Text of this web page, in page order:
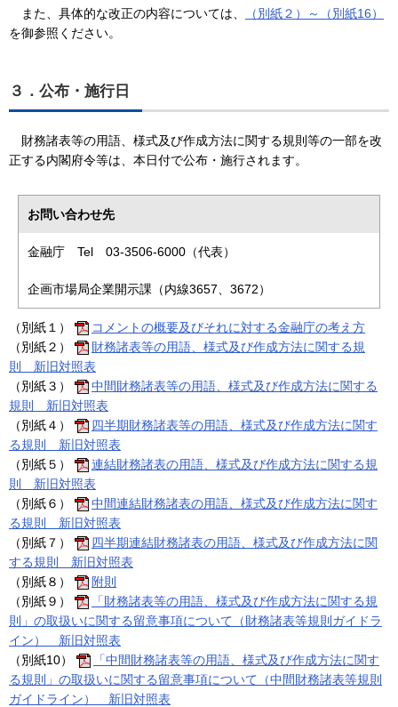
また、具体的な改正の内容については、
（別紙２）～（別紙16）
を御参照ください。
３．公布・施行日
財務諸表等の用語、様式及び作成方法に関する規則等の一部を改
正する内閣府令等は、本日付で公布・施行されます。
お問い合わせ先
金融庁 Tel 03-3506-6000（代表）
企画市場局企業開示課（内線3657、3672）
（別紙１）
コメントの概要及びそれに対する金融庁の考え方
（別紙２）
財務諸表等の用語、様式及び作成方法に関する規
則 新旧対照表
（別紙３）
中間財務諸表等の用語、様式及び作成方法に関する
規則 新旧対照表
（別紙４）
四半期財務諸表等の用語、様式及び作成方法に関す
る規則 新旧対照表
（別紙５）
連結財務諸表の用語、様式及び作成方法に関する規
則 新旧対照表
（別紙６）
中間連結財務諸表の用語、様式及び作成方法に関す
る規則 新旧対照表
（別紙７）
四半期連結財務諸表の用語、様式及び作成方法に関
する規則 新旧対照表
（別紙８）
附則
（別紙９）
「財務諸表等の用語、様式及び作成方法に関する規
則」の取扱いに関する留意事項について（財務諸表等規則ガイドラ
イン） 新旧対照表
（別紙10）
「中間財務諸表等の用語、様式及び作成方法に関す
る規則」の取扱いに関する留意事項について（中間財務諸表等規則
ガイドライン） 新旧対照表